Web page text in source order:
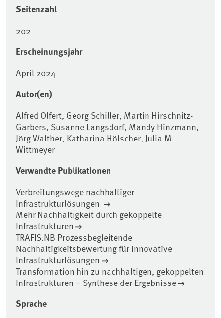
Seitenzahl
202
Erscheinungsjahr
April 2024
Autor(en)
Alfred Olfert, Georg Schiller, Martin Hirschnitz-
Garbers, Susanne Langsdorf, Mandy Hinzmann,
Jörg Walther, Katharina Hölscher, Julia M.
Wittmeyer
Verwandte Publikationen
Verbreitungswege nachhaltiger
Infrastrukturlösungen
Mehr Nachhaltigkeit durch gekoppelte
Infrastrukturen
TRAFIS.NB Prozessbegleitende
Nachhaltigkeitsbewertung für innovative
Infrastrukturlösungen
Transformation hin zu nachhaltigen, gekoppelten
Infrastrukturen – Synthese der Ergebnisse
Sprache